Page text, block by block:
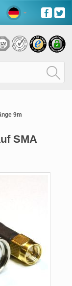
9m
SMA